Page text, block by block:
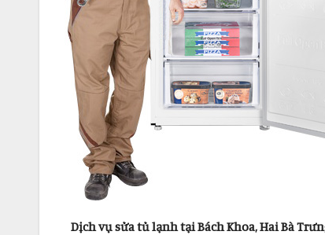
Dịch vụ sửa tủ lạnh tại Bách Khoa, Hai Bà